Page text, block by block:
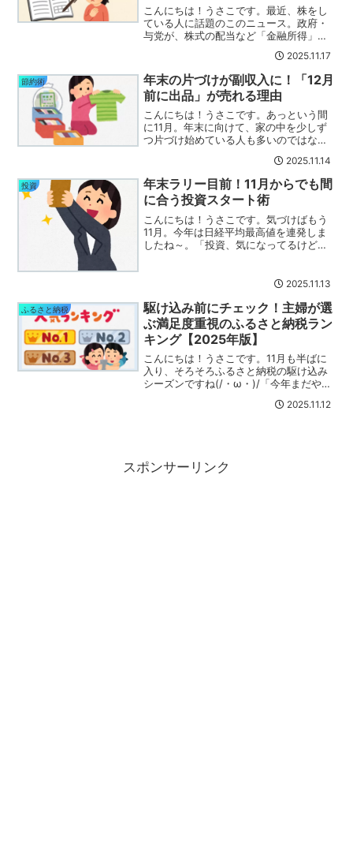
こんにちは！うさこです。最近、株をし
ている人に話題のこのニュース。政府・
与党が、株式の配当など「金融所得」
る方向で検討しているという話。毎日新
聞自分の株の配当にも影響するのか、気
になりますよね(´・ω・｀...
2025.11.17
節約術
年末の片づけが副収入に！「12月
前に出品」が売れる理由
こんにちは！うさこです。あっという間
に11月。年末に向けて、家の中を少しず
つ片づけ始めている人も多いのではない
実はこの時期、フリマサイトで一番売れ
やすい季節なんです。「えっ、年末じゃ
ないの？」と思う...
2025.11.14
投資
年末ラリー目前！11月からでも間
に合う投資スタート術
こんにちは！うさこです。気づけばもう
11月。今年は日経平均最高値を連発しま
したね～。「投資、気になってるけど、
ん。でも結論から言うと、11月からでも
2025.11.13
ふるさと納税
駆け込み前にチェック！主婦が選
ぶ満足度重視のふるさと納税ラン
キング【2025年版】
こんにちは！うさこです。11月も半ばに
入り、そろそろふるさと納税の駆け込み
シーズンですね(/・ω・)/「今年まだやっ
い…」「お得そうだけど、結局どれが満
2025.11.12
スポンサーリンク